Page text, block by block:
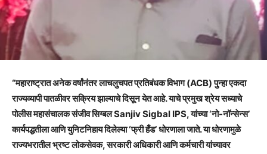
“महाराष्ट्रात अनेक वर्षांनंतर लाचलुचपत प्रतिबंधक विभाग (ACB) पुन्हा एकदा
राज्यव्यापी पातळीवर सक्रिय झाल्याचे दिसून येत आहे. याचे प्रमुख श्रेय सध्याचे
पोलीस महासंचालक संजीव सिग्बल Sanjiv Sigbal IPS, यांच्या ‘नो-नॉन्सेन्स’
कार्यपद्धतीला आणि युनिटनिहाय दिलेल्या ‘फ्री हँड’ धोरणाला जाते. या धोरणामुळे
राज्यभरातील भ्रष्ट लोकसेवक, सरकारी अधिकारी आणि कर्मचारी यांच्यावर